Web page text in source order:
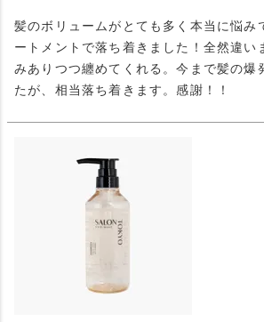
髪のボリュームがとても多く本当に悩み
ートメントで落ち着きました！全然違い
みありつつ纏めてくれる。今まで髪の爆
たが、相当落ち着きます。感謝！！